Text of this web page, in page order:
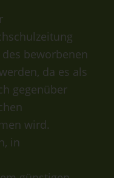
beworbenen
da es als
gegenüber
wird.
in